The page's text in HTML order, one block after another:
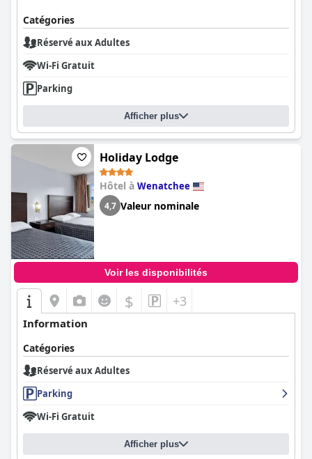
Catégories
Réservé aux Adultes
Wi-Fi Gratuit
Parking
Afficher plus
Holiday Lodge
Hôtel à Wenatchee
4,7 Valeur nominale
Voir les disponibilités
$ +3
Information
Catégories
Réservé aux Adultes
Parking
Wi-Fi Gratuit
Afficher plus